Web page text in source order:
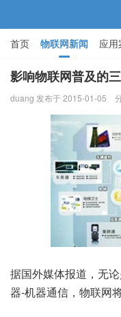
物联
首页 物联网新闻 应用
智能家居
影响物联网普及的
duang 发布于 2015-01-05
据国外媒体报道，无
器-机器通信，物联网